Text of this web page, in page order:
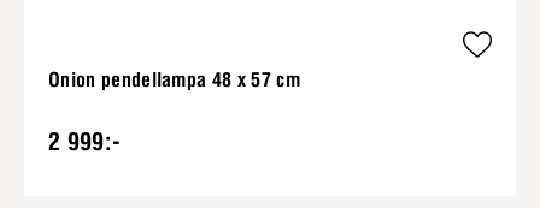
Onion pendellampa 48 x 57 cm
2 999:-